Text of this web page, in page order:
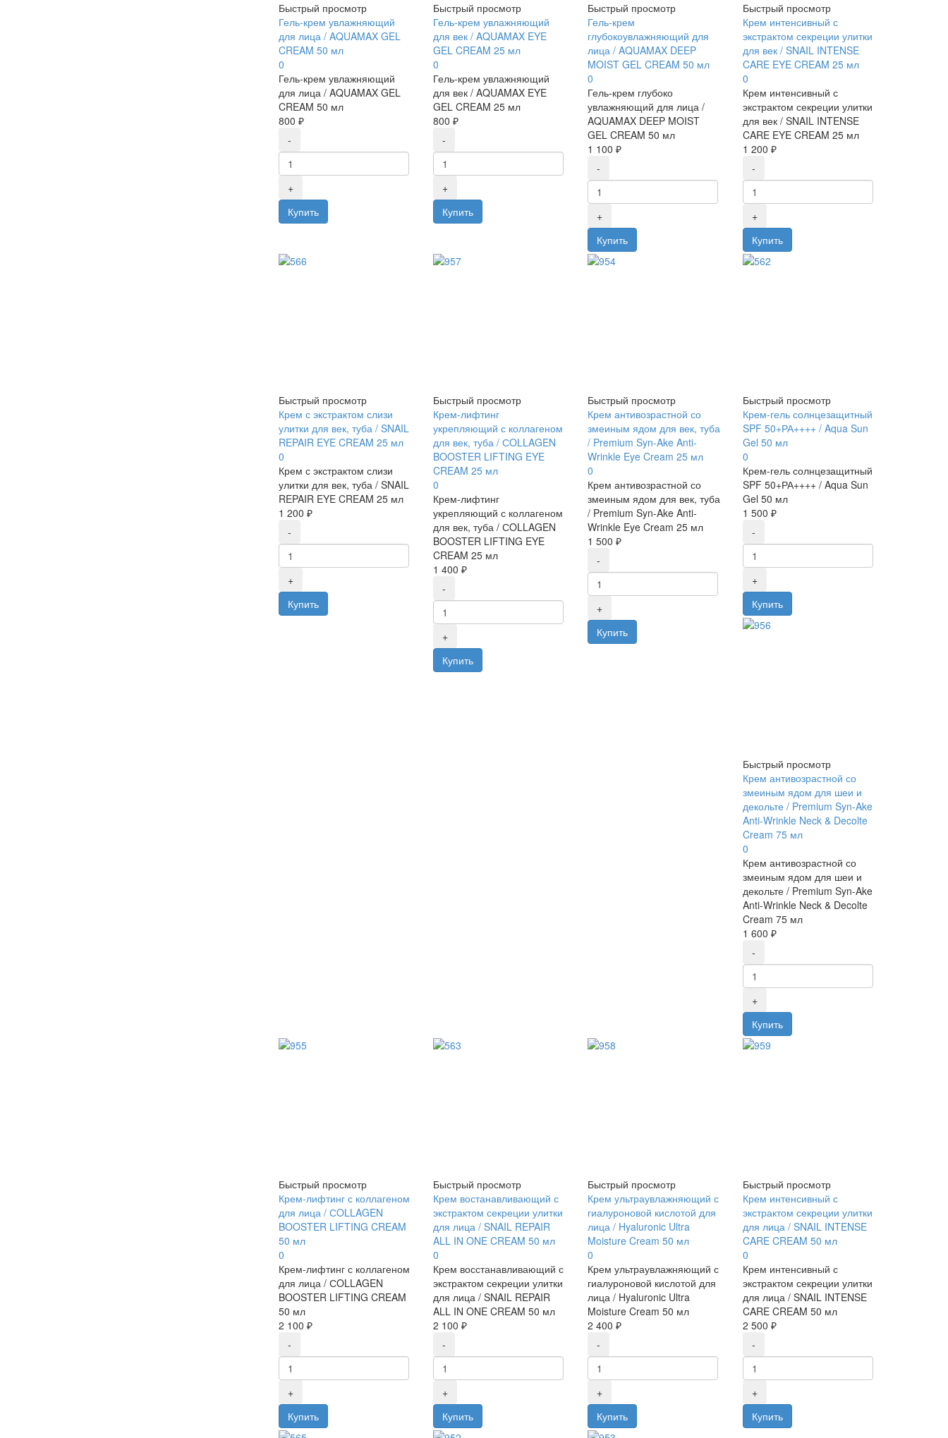
Быстрый просмотр
Гель-крем увлажняющий
для лица / AQUAMAX GEL
CREAM 50 мл
0
Гель-крем увлажняющий
для лица / AQUAMAX GEL
CREAM 50 мл
800 ₽
Быстрый просмотр
Гель-крем увлажняющий
для век / AQUAMAX EYE
GEL CREAM 25 мл
0
Гель-крем увлажняющий
для век / AQUAMAX EYE
GEL CREAM 25 мл
800 ₽
Быстрый просмотр
Гель-крем
глубокоувлажняющий для
лица / AQUAMAX DEEP
MOIST GEL CREAM 50 мл
0
Гель-крем глубоко
увлажняющий для лица /
AQUAMAX DEEP MOIST
GEL CREAM 50 мл
1 100 ₽
Быстрый просмотр
Крем интенсивный с
экстрактом секреции улитки
для век / SNAIL INTENSE
CARE EYE CREAM 25 мл
0
Крем интенсивный с
экстрактом секреции улитки
для век / SNAIL INTENSE
CARE EYE CREAM 25 мл
1 200 ₽
Быстрый просмотр
Крем с экстрактом слизи
улитки для век, туба / SNAIL
REPAIR EYE CREAM 25 мл
0
Крем с экстрактом слизи
улитки для век, туба / SNAIL
REPAIR EYE CREAM 25 мл
1 200 ₽
Быстрый просмотр
Крем-лифтинг
укрепляющий с коллагеном
для век, туба / СOLLAGEN
BOOSTER LIFTING EYE
CREAM 25 мл
0
Крем-лифтинг
укрепляющий с коллагеном
для век, туба / СOLLAGEN
BOOSTER LIFTING EYE
CREAM 25 мл
1 400 ₽
Быстрый просмотр
Крем антивозрастной со
змеиным ядом для век, туба
/ Premium Syn-Ake Anti-
Wrinkle Eye Cream 25 мл
0
Крем антивозрастной со
змеиным ядом для век, туба
/ Premium Syn-Ake Anti-
Wrinkle Eye Cream 25 мл
1 500 ₽
Быстрый просмотр
Крем-гель солнцезащитный
SPF 50+РА++++ / Aqua Sun
Gel 50 мл
0
Крем-гель солнцезащитный
SPF 50+РА++++ / Aqua Sun
Gel 50 мл
1 500 ₽
Быстрый просмотр
Крем антивозрастной со
змеиным ядом для шеи и
декольте / Premium Syn-Ake
Anti-Wrinkle Neck & Decolte
Cream 75 мл
0
Крем антивозрастной со
змеиным ядом для шеи и
декольте / Premium Syn-Ake
Anti-Wrinkle Neck & Decolte
Cream 75 мл
1 600 ₽
Быстрый просмотр
Крем-лифтинг с коллагеном
для лица / СOLLAGEN
BOOSTER LIFTING CREAM
50 мл
0
Крем-лифтинг с коллагеном
для лица / СOLLAGEN
BOOSTER LIFTING CREAM
50 мл
2 100 ₽
Быстрый просмотр
Крем востанавливающий с
экстрактом секреции улитки
для лица / SNAIL REPAIR
ALL IN ONE CREAM 50 мл
0
Крем восстанавливающий с
экстрактом секреции улитки
для лица / SNAIL REPAIR
ALL IN ONE CREAM 50 мл
2 100 ₽
Быстрый просмотр
Крем ультраувлажняющий с
гиалуроновой кислотой для
лица / Hyaluronic Ultra
Moisture Cream 50 мл
0
Крем ультраувлажняющий с
гиалуроновой кислотой для
лица / Hyaluronic Ultra
Moisture Cream 50 мл
2 400 ₽
Быстрый просмотр
Крем интенсивный с
экстрактом секреции улитки
для лица / SNAIL INTENSE
CARE CREAM 50 мл
0
Крем интенсивный с
экстрактом секреции улитки
для лица / SNAIL INTENSE
CARE CREAM 50 мл
2 500 ₽